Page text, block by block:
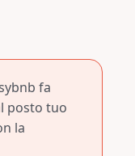
fa
posto tuo
la